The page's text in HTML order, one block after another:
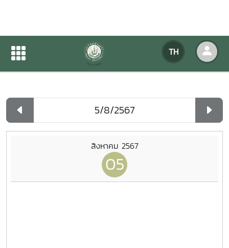
TH
ปฏิทินกิจกรรมของหน่วยงาน
ปฏิทินกิจกรรมของหน่วยงาน
สิงหาคม 2567
05